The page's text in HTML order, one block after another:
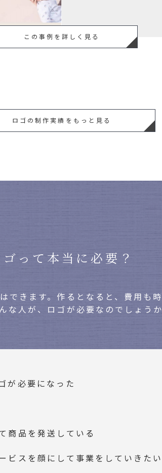
この事例を詳しく見る
ロゴの制作実績をもっと見る
ゴって本当に必要？
できます。作るとなると、費用も
な人が、ロゴが必要なのでしょうか
が必要になった
商品を発送している
ビスを顔にして事業をしていきたい